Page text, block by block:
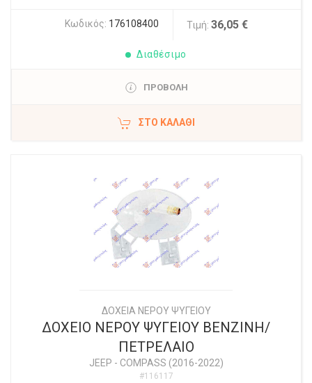
Κωδικός: 176108400 Τιμή: 36,05 €
Διαθέσιμο
ΠΡΟΒΟΛΗ
ΣΤΟ ΚΑΛΆΘΙ
ΔΟΧΕΙΑ ΝΕΡΟΥ ΨΥΓΕΙΟΥ
ΔΟΧΕΙΟ ΝΕΡΟΥ ΨΥΓΕΙΟΥ ΒΕΝΖΙΝΗ/
ΠΕΤΡΕΛΑΙΟ
JEEP - COMPASS (2016-2022)
#116117